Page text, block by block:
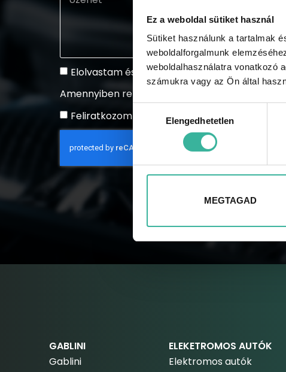
Ez a weboldal sütiket használ
Sütiket használunk a tartalmak
weboldalforgalmunk
weboldalhasználatra vonatkozó
számukra vagy az Ön által
kiválasztásaElengedhetetlen
MEGTAGAD
Elolvastam és elfogadom az adatkezelési
Amennyiben rendszeresen tájékoztatást
Feliratkozom a hírlevélre
GABLINI
Gablini
ELEKETROMOS AUTÓK
Elektromos autók